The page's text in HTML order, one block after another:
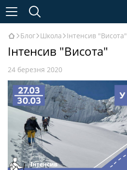
Блог Школа Інтенсив "Висота"
Інтенсив "Висота"
24 березня 2020